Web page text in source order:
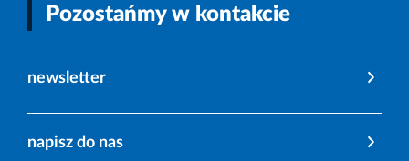
Pozostańmy w kontakcie
newsletter
napisz do nas